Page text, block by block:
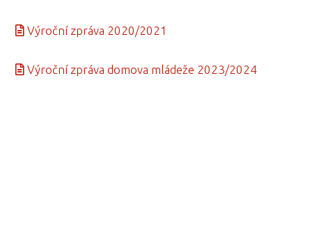
Výroční zpráva 2020/2021
Výroční zpráva domova mládeže 2023/2024